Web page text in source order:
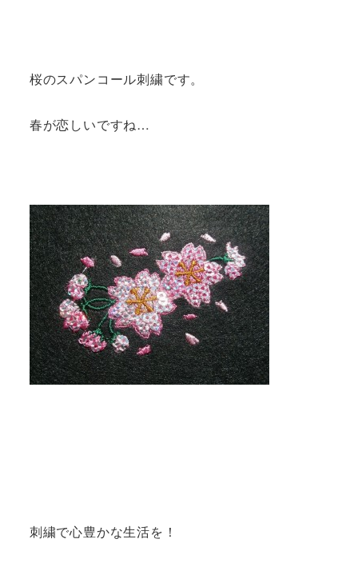
桜のスパンコール刺繍です。
春が恋しいですね…
刺繍で心豊かな生活を！